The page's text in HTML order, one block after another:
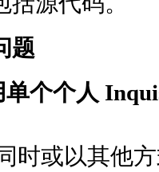
题
个个人
时或以其他